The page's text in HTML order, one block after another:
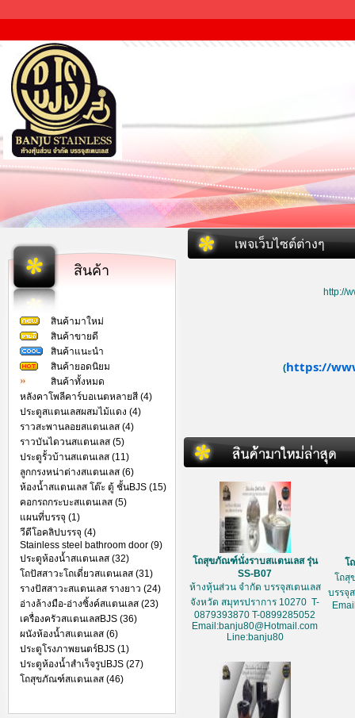
สินค้า
สินค้ามาใหม่
สินค้าขายดี
สินค้าแนะนำ
สินค้ายอดนิยม
สินค้าทั้งหมด
หลังคาโพลีคาร์บอเนตหลายสี (4)
ประตูสแตนเลสผสมไม้แดง (4)
ราวสะพานลอยสแตนเลส (4)
ราวบันไดวนสแตนเลส (5)
ประตูรั้วบ้านสแตนเลส (11)
ลูกกรงหน่าต่างสแตนเลส (6)
ห้องน้ำสแตนเลส โต๊ะ ตู้ ชั้นBJS (15)
คอกรถกระบะสแตนเลส (5)
แผนที่บรรจุ (1)
วีดีโอคลิปบรรจุ (4)
Stainless steel bathroom door (9)
ประตูห้องน้ำสแตนเลส (32)
โถปัสสาวะโถเดี่ยวสแตนเลส (31)
รางปัสสาวะสแตนเลส รางยาว (24)
อ่างล้างมือ-อ่างซิ้งค์สแตนเลส (23)
เครื่องครัวสแตนเลสBJS (36)
ผนังห้องน้ำสแตนเลส (6)
ประตูโรงภาพยนตร์BJS (1)
ประตูห้องน้ำสำเร็จรูปBJS (27)
โถสุขภัณฑ์สแตนเลส (46)
เพจเว็บไซต์ต่างๆ
http://
(https://
โถสุขภัณฑ์นั่งราบสแตนเลส รุ่น
SS-B07
ห้างหุ้นส่วน จำกัด บรรจุสเตนเลส
จังหวัด สมุทรปราการ 10270 T-
0879393870 T-0899285052
Email:banju80@Hotmail.com
Line:banju80
โ
โถสุ
บรรจุ